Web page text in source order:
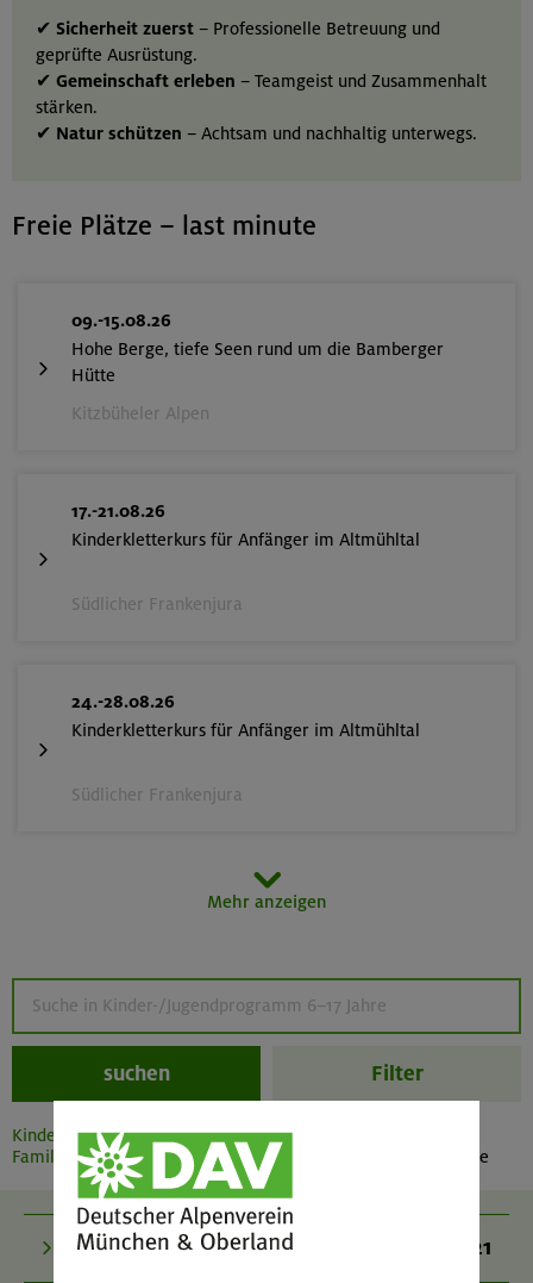
✔ Sicherheit zuerst – Professionelle Betreuung und
geprüfte Ausrüstung.
✔ Gemeinschaft erleben – Teamgeist und Zusammenhalt
stärken.
✔ Natur schützen – Achtsam und nachhaltig unterwegs.
Freie Plätze – last minute
09.-15.08.26
Hohe Berge, tiefe Seen rund um die Bamberger
Hütte
Kitzbüheler Alpen
17.-21.08.26
Kinderkletterkurs für Anfänger im Altmühltal
Südlicher Frankenjura
24.-28.08.26
Kinderkletterkurs für Anfänger im Altmühltal
Südlicher Frankenjura
Stubaier Alpen (Sellrain)
07.-11.09.26
Bayerische Voralpen (Schlierseer Berge)
Mehr anzeigen
suchen Filter
Kinder-, Jugend- und
Familienprogramm
Kinder-/Jugendprogramm 6–17 Jahre
Abenteuer & Erlebnisfreizeiten 21